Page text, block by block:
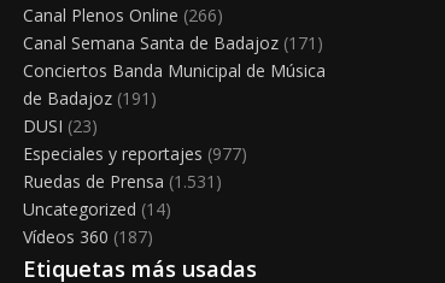
Canal Plenos Online (266)
Canal Semana Santa de Badajoz (171)
Conciertos Banda Municipal de Música
de Badajoz (191)
DUSI (23)
Especiales y reportajes (977)
Ruedas de Prensa (1.531)
Uncategorized (14)
Vídeos 360 (187)
Etiquetas más usadas